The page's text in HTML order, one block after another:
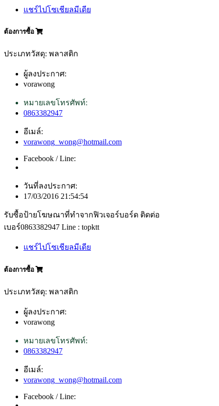
แชร์ไปโซเชียลมีเดีย
ต้องการซื้อ
ประเภทวัสดุ: พลาสติก
ผู้ลงประกาศ:
vorawong
หมายเลขโทรศัพท์:
0863382947
อีเมล์:
vorawong_wong@hotmail.com
Facebook / Line:
วันที่ลงประกาศ:
17/03/2016 21:54:54
รับซื้อป้ายโฆษณาที่ทำจากฟิวเจอร์บอร์ด ติดต่อ
เบอร์0863382947 Line : topktt
แชร์ไปโซเชียลมีเดีย
ต้องการซื้อ
ประเภทวัสดุ: พลาสติก
ผู้ลงประกาศ:
vorawong
หมายเลขโทรศัพท์:
0863382947
อีเมล์:
vorawong_wong@hotmail.com
Facebook / Line: